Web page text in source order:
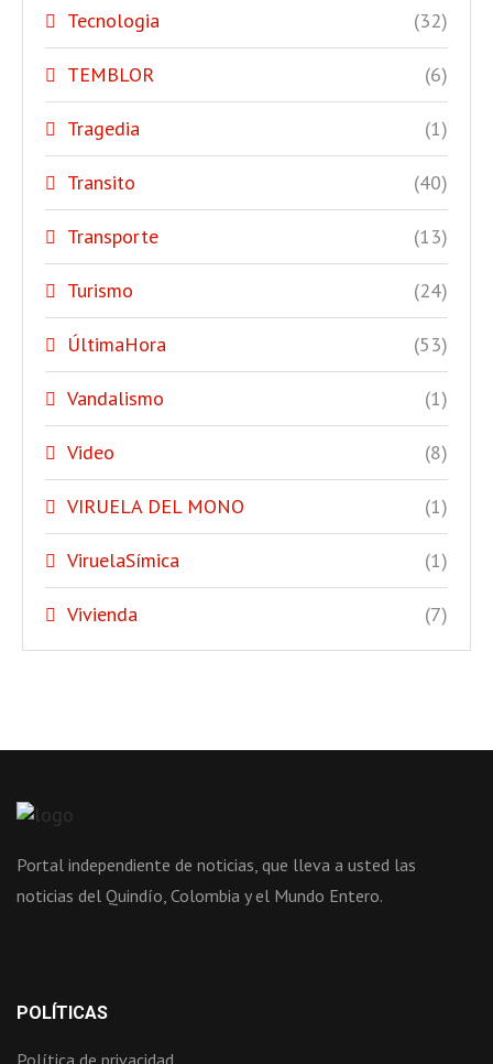
Tecnologia (32)
TEMBLOR (6)
Tragedia (1)
Transito (40)
Transporte (13)
Turismo (24)
ÚltimaHora (53)
Vandalismo (1)
Video (8)
VIRUELA DEL MONO (1)
ViruelaSímica (1)
Vivienda (7)
Portal independiente de noticias, que lleva a usted las
noticias del Quindío, Colombia y el Mundo Entero.
POLÍTICAS
Política de privacidad